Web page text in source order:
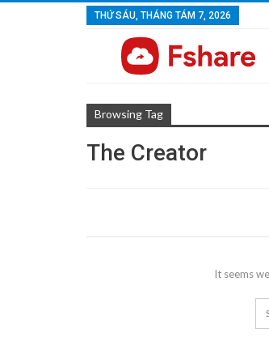
THỨ SÁU, THÁNG TÁM 7, 2026
Browsing Tag
The Creator
It seems